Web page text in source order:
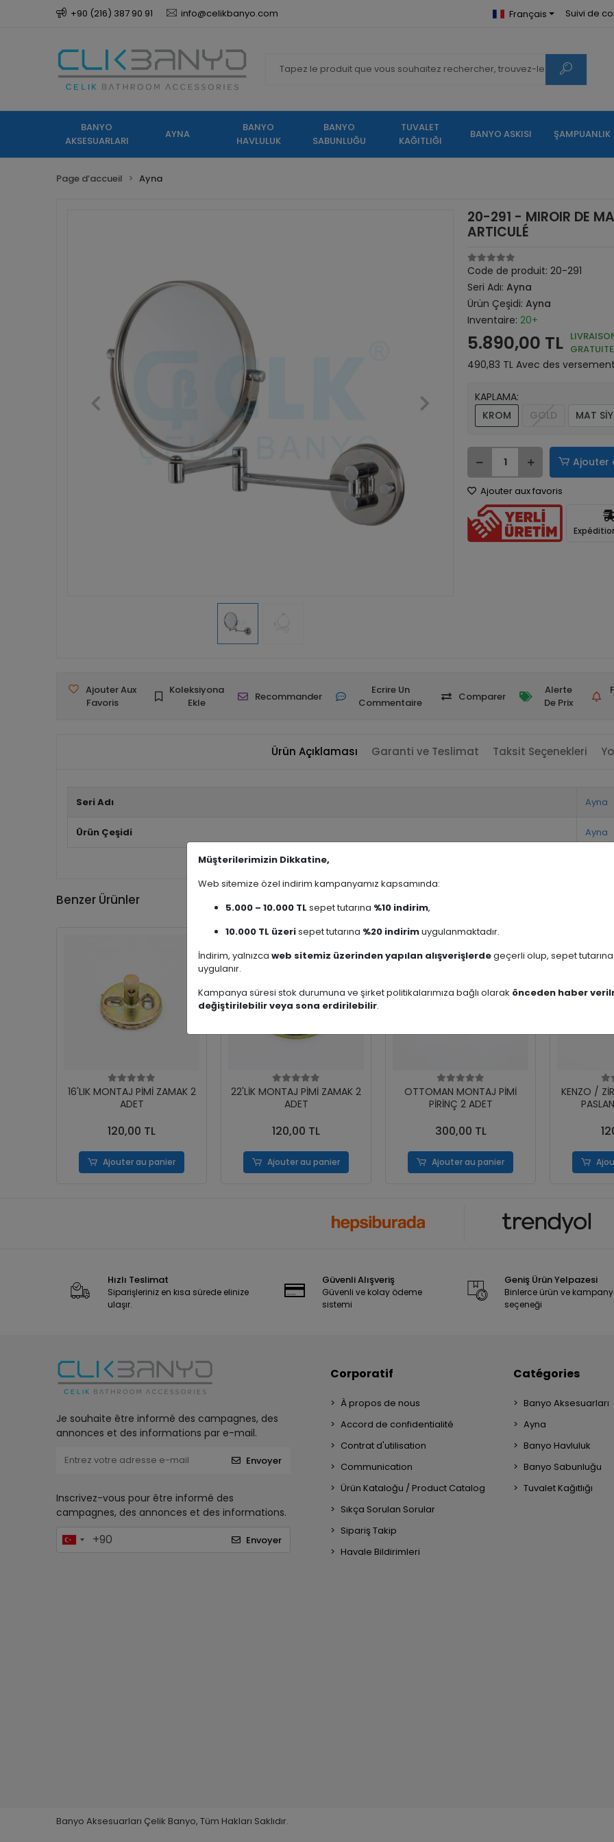
+90 (216) 387 90 91 info@celikbanyo.com Français Suivi de
BANYO
AKSESUARLARI
AYNA
BANYO
HAVLULUK
BANYO
SABUNLUĞU
TUVALET
KAĞITLIĞI
BANYO ASKISI ŞAMPUANLIK
Page d’accueil Ayna
20-291 - MIROIR DE
ARTICULÉ
Code de produit: 20-291
Seri Adı: Ayna
Ürün Çeşidi: Ayna
Inventaire: 20+
5.890,00 TL GRATUITE
490,83 TL Avec des
KAPLAMA:
KROM
GOLD MAT
Ajouter
Ajouter aux favoris
Ajouter Aux
Favoris
Koleksiyona
Ekle
Recommander
Ecrire Un
Commentaire
Comparer
Alerte
De Prix
Ürün Açıklaması Garanti ve Teslimat Taksit Seçenekleri
Seri Adı Ayna
Ürün Çeşidi Ayna
Benzer Ürünler
16'LIK MONTAJ PİMİ ZAMAK 2
ADET
120,00 TL
Ajouter au panier
22'LİK MONTAJ PİMİ ZAMAK 2
ADET
120,00 TL
Ajouter au panier
OTTOMAN MONTAJ PİMİ
PİRİNÇ 2 ADET
300,00 TL
Ajouter au panier
KENZO /
Hızlı Teslimat
Siparişleriniz en kısa sürede elinize
ulaşır.
Güvenli Alışveriş
Güvenli ve kolay ödeme
sistemi
Geniş Ürün Yelpazesi
Binlerce ürün ve
seçeneği
Je souhaite être informé des campagnes, des
annonces et des informations par e-mail.
Envoyer
Inscrivez-vous pour être informé des
campagnes, des annonces et des informations.
Envoyer
Corporatif
À propos de nous
Accord de confidentialité
Contrat d'utilisation
Communication
Ürün Kataloğu / Product Catalog
Sıkça Sorulan Sorular
Sipariş Takip
Havale Bildirimleri
Catégories
Banyo Aksesuarları
Ayna
Banyo Havluluk
Banyo Sabunluğu
Tuvalet Kağıtlığı
Banyo Aksesuarları Çelik Banyo, Tüm Hakları Saklıdır.
Müşterilerimizin Dikkatine,
Web sitemize özel indirim kampanyamız kapsamında:
5.000 – 10.000 TL sepet tutarına %10 indirim,
10.000 TL üzerisepet tutarına %20 indirimuygulanmaktadır.
İndirim, yalnızca web sitemiz üzerinden yapılan alışverişlerdegeçerli olup, sepet
uygulanır.
Kampanya süresi stok durumuna ve şirket politikalarımıza bağlı olarak önceden haber
değiştirilebilir veya sona erdirilebilir.